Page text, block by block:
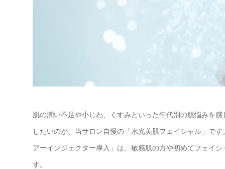
肌の潤い不足や小じわ、くすみといった年代別の肌悩みを
したいのが、当サロン自慢の「水光美肌フェイシャル」で
アーインジェクター導入」は、敏感肌の方や初めてフェイ
す。